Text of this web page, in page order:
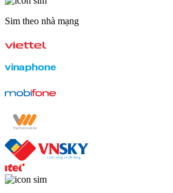
Sim theo nhà mạng